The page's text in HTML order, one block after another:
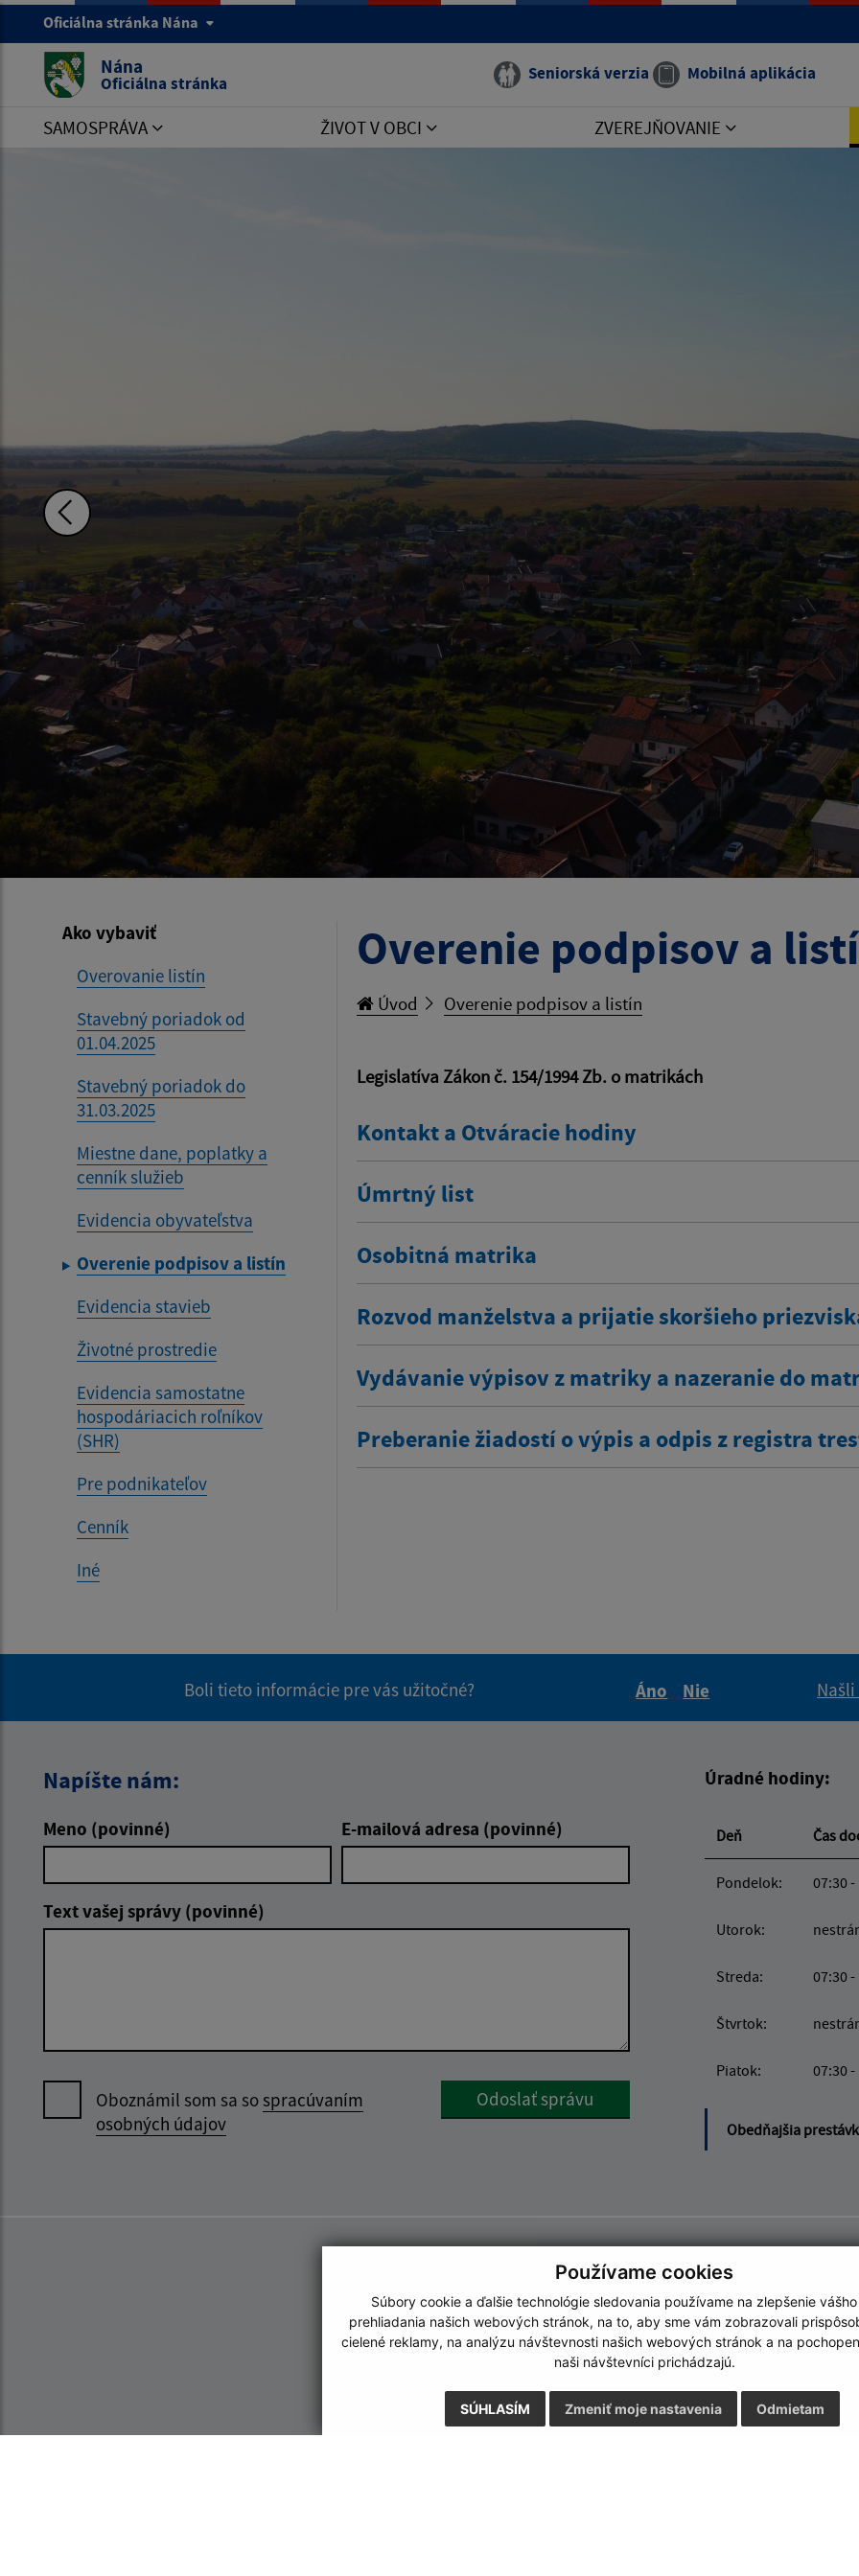
Používame cookies
Súbory cookie a ďalšie technológie sledovania používame na zlepšenie
prehliadania našich webových stránok, na to, aby sme vám zobrazovali
cielené reklamy, na analýzu návštevnosti našich webových stránok a na
naši návštevníci prichádzajú.
SÚHLASÍM Odmietam
Zmeniť moje nastavenia
Oficiálna stránka Nána
Nána
Oficiálna stránka Seniorská verzia Mobilná aplikácia
SAMOSPRÁVA ŽIVOT V OBCI ZVEREJŇOVANIE
Ako vybaviť
Overovanie listín
Stavebný poriadok od
01.04.2025
Stavebný poriadok do
31.03.2025
Miestne dane, poplatky a
cenník služieb
Evidencia obyvateľstva
Overenie podpisov a listín
Evidencia stavieb
Životné prostredie
Evidencia samostatne
hospodáriacich roľníkov
(SHR)
Pre podnikateľov
Cenník
Iné
Overenie podpisov a
Úvod Overenie podpisov a listín
Legislatíva Zákon č. 154/1994 Zb. o matrikách
Kontakt a Otváracie hodiny
Úmrtný list
Osobitná matrika
Rozvod manželstva a prijatie skoršieho
Vydávanie výpisov z matriky a nazeranie do
Preberanie žiadostí o výpis a odpis z registra
Boli tieto informácie pre vás užitočné?
Áno
Nie
Napíšte nám:
Meno (povinné) E-mailová adresa (povinné)
Text vašej správy (povinné)
Oboznámil som sa sospracúvaním
osobných údajov
Odoslať správu
Úradné hodiny:
Deň Čas
Pondelok: 07:30 -
Utorok:
Streda: 07:30 -
Štvrtok:
Piatok: 07:30 -
Obedňajšia